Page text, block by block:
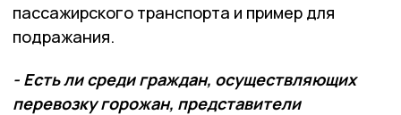
пассажирского транспорта и пример для
подражания.
- Есть ли среди граждан, осуществляющих
перевозку горожан, представители